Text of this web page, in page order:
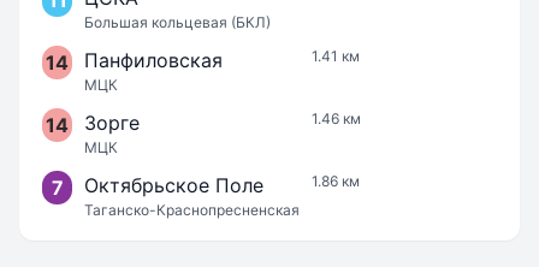
Большая кольцевая (БКЛ)
14 Панфиловская
МЦК
1.41 км
14 Зорге
МЦК
1.46 км
7 Октябрьское Поле
Таганско-Краснопресненская
1.86 км